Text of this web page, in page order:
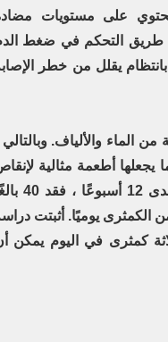
على مستويات
طريق التحكم في ضغط
يقلل من خطر
الماء والألياف. وبالتالي
أطعمة مثالية
الوزن. على سبيل المثال ، في دراسة أجريت على مدى 12
من الكمثرى يوميًا. أثبتت
ثلاثة كمثرى في اليوم يمكن